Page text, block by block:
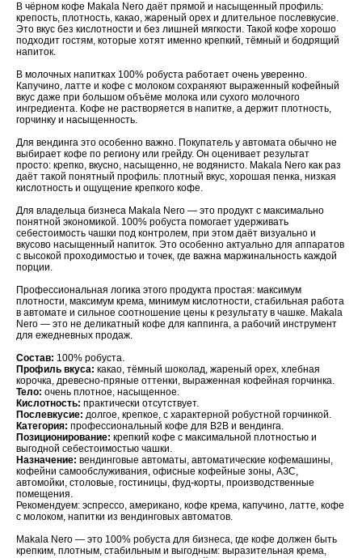
В чёрном кофе Makala Nero даёт прямой и насыщенный профиль:
крепость, плотность, какао, жареный орех и длительное послевкусие.
Это вкус без кислотности и без лишней мягкости. Такой кофе хорошо
подходит гостям, которые хотят именно крепкий, тёмный и бодрящий
напиток.
В молочных напитках 100% робуста работает очень уверенно.
Капучино, латте и кофе с молоком сохраняют выраженный кофейный
вкус даже при большом объёме молока или сухого молочного
ингредиента. Кофе не растворяется в напитке, а держит плотность,
горчинку и насыщенность.
Для вендинга это особенно важно. Покупатель у автомата обычно не
выбирает кофе по региону или грейду. Он оценивает результат
просто: крепко, вкусно, насыщенно, не водянисто. Makala Nero как раз
даёт такой понятный профиль: плотный вкус, хорошая пенка, низкая
кислотность и ощущение крепкого кофе.
Для владельца бизнеса Makala Nero — это продукт с максимально
понятной экономикой. 100% робуста помогает удерживать
себестоимость чашки под контролем, при этом даёт визуально и
вкусово насыщенный напиток. Это особенно актуально для аппаратов
с высокой проходимостью и точек, где важна маржинальность каждой
порции.
Профессиональная логика этого продукта простая: максимум
плотности, максимум крема, минимум кислотности, стабильная работа
в автомате и сильное соотношение цены к результату в чашке. Makala
Nero — это не деликатный кофе для каппинга, а рабочий инструмент
для ежедневных продаж.
Состав: 100% робуста.
Профиль вкуса: какао, тёмный шоколад, жареный орех, хлебная
корочка, древесно-пряные оттенки, выраженная кофейная горчинка.
Тело: очень плотное, насыщенное.
Кислотность: практически отсутствует.
Послевкусие: долгое, крепкое, с характерной робустной горчинкой.
Категория: профессиональный кофе для B2B и вендинга.
Позиционирование: крепкий кофе с максимальной плотностью и
выгодной себестоимостью чашки.
Назначение: вендинговые автоматы, автоматические кофемашины,
кофейни самообслуживания, офисные кофейные зоны, АЗС,
автомойки, столовые, гостиницы, фуд-корты, производственные
помещения.
Рекомендуем: эспрессо, американо, кофе крема, капучино, латте, кофе
с молоком, напитки из вендинговых автоматов.
Makala Nero — это 100% робуста для бизнеса, где кофе должен быть
крепким, плотным, стабильным и выгодным: выразительная крема,